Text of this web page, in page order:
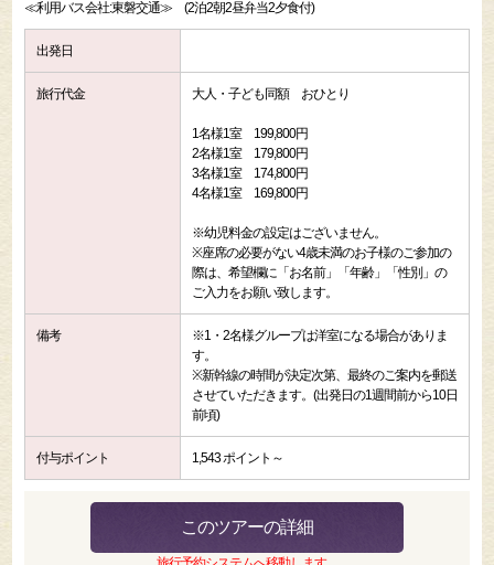
≪利用バス会社:東磐交通≫ (2泊2朝2昼弁当2夕食付)
出発日
旅行代金 大人・子ども同額 おひとり
1名様1室 199,800円
2名様1室 179,800円
3名様1室 174,800円
4名様1室 169,800円
※幼児料金の設定はございません。
※座席の必要がない4歳未満のお子様のご参加の
際は、希望欄に「お名前」「年齢」「性別」の
ご入力をお願い致します。
備考
※1・2名様グループは洋室になる場合がありま
す。
※新幹線の時間が決定次第、最終のご案内を郵送
させていただきます。(出発日の1週間前から10日
前頃)
付与ポイント 1,543 ポイント～
このツアーの詳細